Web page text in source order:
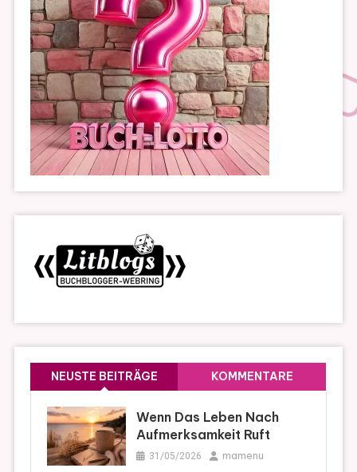
NEUSTE BEITRÄGE KOMMENTARE
Wenn Das Leben Nach
Aufmerksamkeit Ruft
31/05/2026 mamenu